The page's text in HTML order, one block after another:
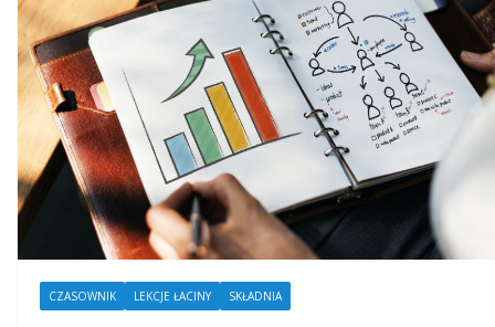
CZASOWNIK LEKCJE ŁACINY SKŁADNIA